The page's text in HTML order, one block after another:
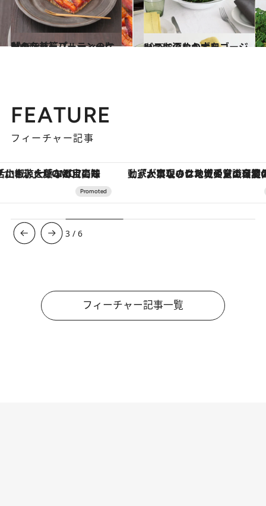
2013.9.12
秋のティーパーティーにぴったり プルーンのケーキ 前篇
グルメ 2013.8.4
いつものおかずをゴージャスに深めの大皿
グルメ
FEATURE
フィーチャー記事
「大事なのは地域の意識を変えること」。ロレックス賞受賞の自然保護活動家が実現させたナイジェリアの自然環境の復活
3 /6
フィーチャー記事一覧